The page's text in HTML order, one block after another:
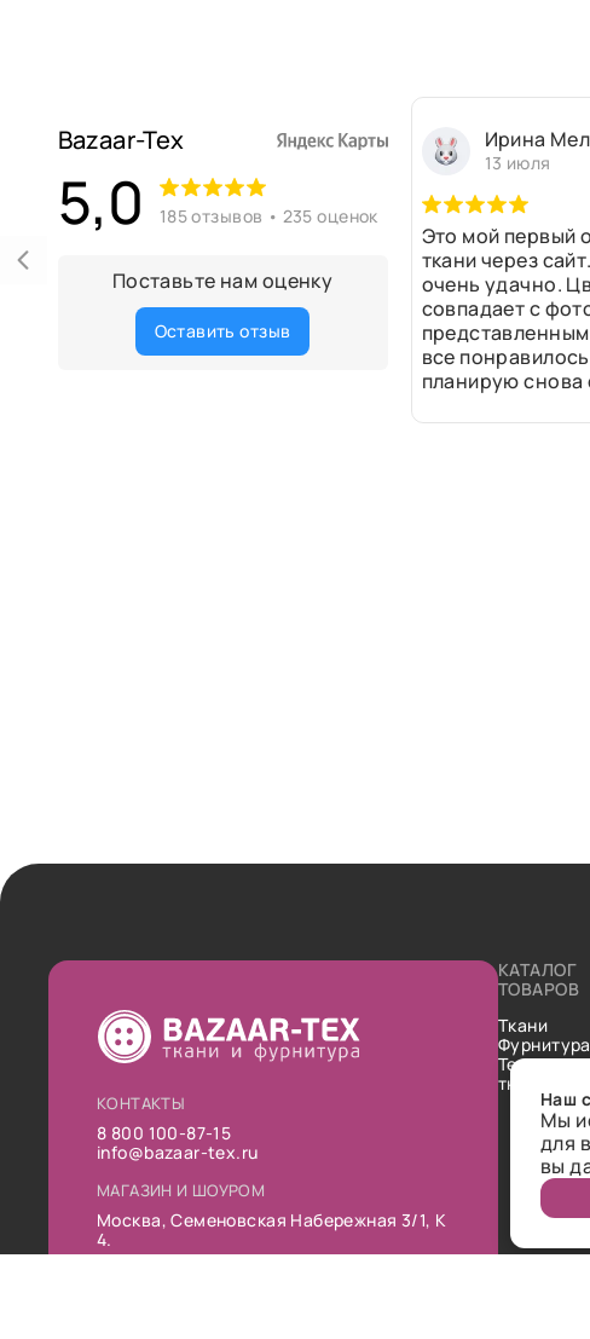
Bazaar-Tex
5,0 185 отзывов • 235 оценок
Поставьте нам оценку
Оставить отзыв
Ирина
13 июля
Это мой первый
ткани через
очень удачно.
совпадает с
все
планирую снова
КОНТАКТЫ
8 800 100-87-15
info@bazaar-tex.ru
МАГАЗИН И ШОУРОМ
Москва, Семеновская Набережная 3/1, К
4.
КАТАЛОГ
ТОВАРОВ
Ткани
Фурнитура
ткани
Наш
Мы
для
вы